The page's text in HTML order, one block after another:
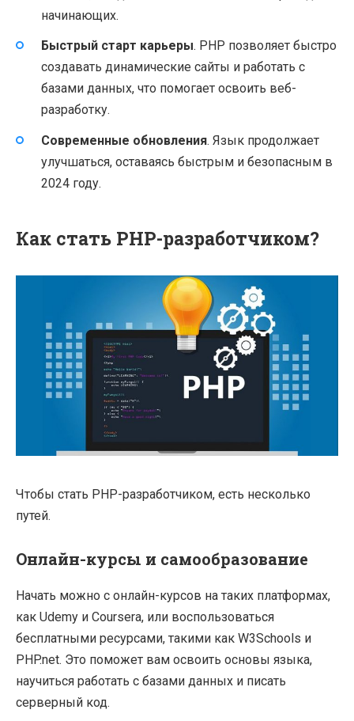
начинающих.
Быстрый старт карьеры. PHP позволяет быстро
создавать динамические сайты и работать с
базами данных, что помогает освоить веб-
разработку.
Современные обновления. Язык продолжает
улучшаться, оставаясь быстрым и безопасным в
2024 году.
Как стать PHP-разработчиком?
Чтобы стать PHP-разработчиком, есть несколько
путей.
Онлайн-курсы и самообразование
Начать можно с онлайн-курсов на таких платформах,
как Udemy и Coursera, или воспользоваться
бесплатными ресурсами, такими как W3Schools и
PHP.net. Это поможет вам освоить основы языка,
научиться работать с базами данных и писать
серверный код.